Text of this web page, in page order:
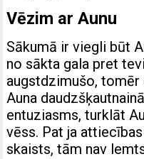
Vēzim ar Aunu
Sākumā ir viegli būt
no sākta gala pret
augstdzimušo,
Auna
entuziasms, turklāt
vēss. Pat ja
skaists, tām nav